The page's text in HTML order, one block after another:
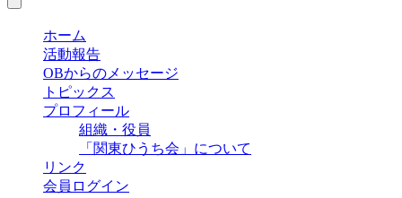
ホーム
活動報告
OBからのメッセージ
トピックス
プロフィール
組織・役員
「関東ひうち会」について
リンク
会員ログイン